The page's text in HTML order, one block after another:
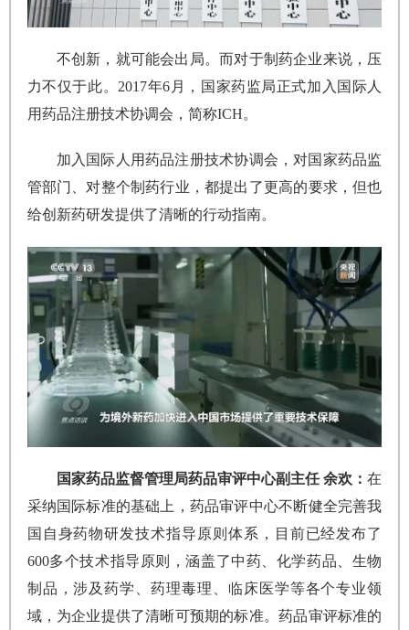
不创新，就可能会出局。而对于制药企业来说，压
力不仅于此。2017年6月，国家药监局正式加入国际人
用药品注册技术协调会，简称ICH。
加入国际人用药品注册技术协调会，对国家药品监
管部门、对整个制药行业，都提出了更高的要求，但也
给创新药研发提供了清晰的行动指南。
国家药品监督管理局药品审评中心副主任 余欢：在
采纳国际标准的基础上，药品审评中心不断健全完善我
国自身药物研发技术指导原则体系，目前已经发布了
600多个技术指导原则，涵盖了中药、化学药品、生物
制品，涉及药学、药理毒理、临床医学等各个专业领
域，为企业提供了清晰可预期的标准。药品审评标准的